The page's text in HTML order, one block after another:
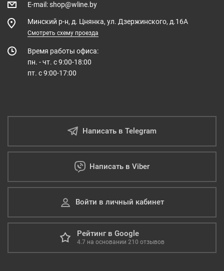
E-mail :shop@wline.by
Минский р-н, д. Цнянка, ул. Дзержинского, д.16А
Смотреть схему проезда
Время работы офиса:
пн. - чт. с 9:00-18:00
пт. с 9:00-17:00
Написать в Telegram
Написать в Viber
Войти в личный кабинет
Рейтинг в Google
4.7 на основании 210 отзывов